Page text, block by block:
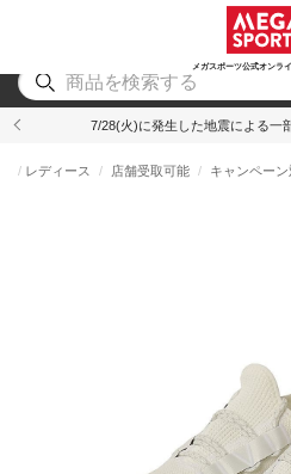
メガスポーツ公式オンラ
アウトドア
7/28(火)に発生した地震による一
レディース 店舗受取可能 キャンペー